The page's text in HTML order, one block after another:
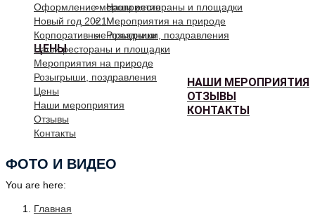
Наши рестораны и площадки
Мероприятия на природе
Розыгрыши, поздравления
ЦЕНЫ
НАШИ МЕРОПРИЯТИЯ
ОТЗЫВЫ
КОНТАКТЫ
Оформление мероприятия
Новый год 2021
Корпоративные праздники
Наши рестораны и площадки
Мероприятия на природе
Розыгрыши, поздравления
Цены
Наши мероприятия
Отзывы
Контакты
ФОТО И ВИДЕО
You are here:
Главная